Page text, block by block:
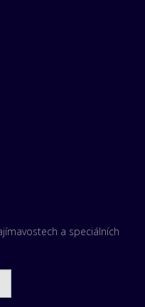
a speciálních